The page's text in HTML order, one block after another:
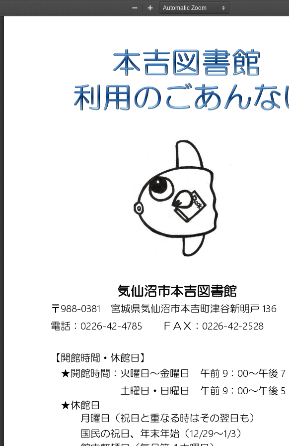
Zoom
Zoom
気仙沼市本吉図書館
〒988-0381 宮城県気仙沼市本吉町津谷新明戸 136
電話： 0226-42-4785 ＦＡＸ： 0226-42-2528
【開館時間・休館日】
★開館時間：火曜日～金曜日
午前 9： 00～午後 7
土曜日・日曜日 午前 9： 00～午後 5
★休館日
月曜日（祝日と重なる時はその翌日も）
国民の祝日、年末年始（12/29～1/3）